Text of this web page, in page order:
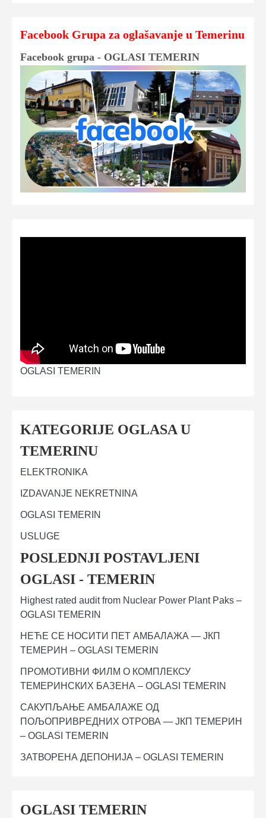
Facebook Grupa za oglašavanje u Temerinu
Facebook grupa - OGLASI TEMERIN
OGLASI TEMERIN
KATEGORIJE OGLASA U
TEMERINU
ELEKTRONIKA
IZDAVANJE NEKRETNINA
OGLASI TEMERIN
USLUGE
POSLEDNJI POSTAVLJENI
OGLASI - TEMERIN
Highest rated audit from Nuclear Power Plant Paks –
OGLASI TEMERIN
НЕЋЕ СЕ НОСИТИ ПЕТ АМБАЛАЖА — ЈКП
ТЕМЕРИН – OGLASI TEMERIN
ПРОМОТИВНИ ФИЛМ О КОМПЛЕКСУ
ТЕМЕРИНСКИХ БАЗЕНА – OGLASI TEMERIN
САКУПЉАЊЕ АМБАЛАЖЕ ОД
ПОЉОПРИВРЕДНИХ ОТРОВА — ЈКП ТЕМЕРИН
– OGLASI TEMERIN
ЗАТВОРЕНА ДЕПОНИЈА – OGLASI TEMERIN
OGLASI TEMERIN